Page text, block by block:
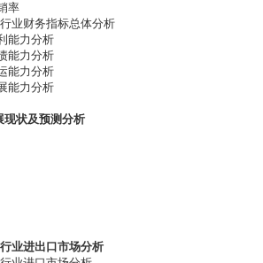
率
业财务指标总体分析
能力分析
能力分析
能力分析
能力分析
现状及预测分析
业进出口市场分析